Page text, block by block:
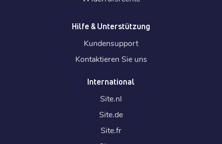
Hilfe & Unterstützung
Kundensupport
Kontaktieren Sie uns
International
Site.nl
Site.de
Site.fr